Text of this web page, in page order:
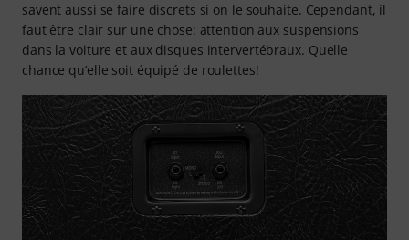
savent aussi se faire discrets si on le souhaite. Cependant, il
faut être clair sur une chose: attention aux suspensions
dans la voiture et aux disques intervertébraux. Quelle
chance qu’elle soit équipé de roulettes!